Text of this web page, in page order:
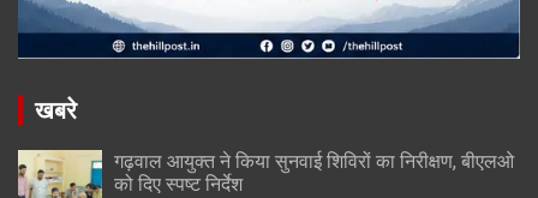
खबरे
गढ़वाल आयुक्त ने किया सुनवाई शिविरों का निरीक्षण, बीएलओ
को दिए स्पष्ट निर्देश